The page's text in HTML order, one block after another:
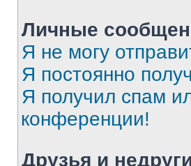
Личные
Я не могу
Я постоянно
Я получил спам
конференции!
Друзья и